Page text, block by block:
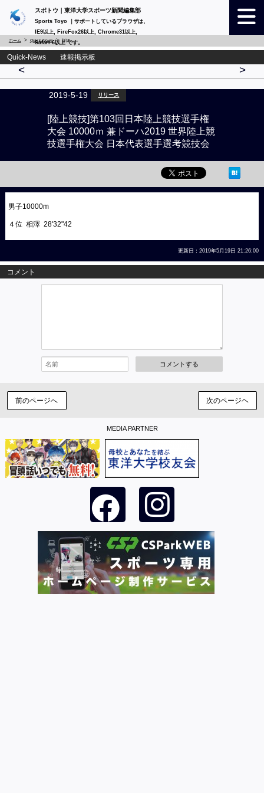
スポトウ｜東洋大学スポーツ新聞編集部
Sports Toyo ｜サポートしているブラウザは、
IE9以上, FireFox26以上, Chrome31以上,
Safari 6以上 です。
ホーム Quick-News 詳細
Quick-News 速報掲示板
< >
2019-5-19 リリース
[陸上競技]第103回日本陸上競技選手権
大会 10000ｍ 兼ドーハ2019 世界陸上競
技選手権大会 日本代表選手選考競技会
男子10000m
４位 相澤 28'32"42
更新日：2019年5月19日 21:26:00
コメント
コメントする
前のページへ 次のページヘ
MEDIA PARTNER